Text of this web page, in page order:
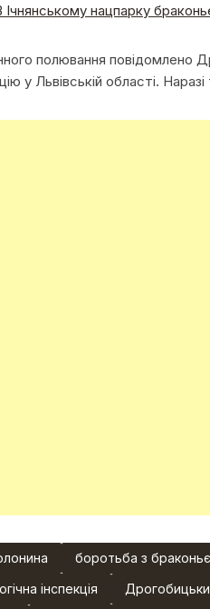
Ічнянському нацпарку
полювання повідомлено
у Львівській області.
боротьба з
інспекція